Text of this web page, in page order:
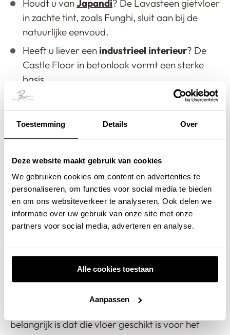
Toestemming Details Over
Deze website maakt gebruik van cookies
We gebruiken cookies om content en advertenties te
personaliseren, om functies voor social media te bieden
en om ons websiteverkeer te analyseren. Ook delen we
informatie over uw gebruik van onze site met onze
partners voor social media, adverteren en analyse.
Alle cookies toestaan
Aanpassen
Houdt u vanJapandi? De Lavasteen gietvloer
in zachte tint, zoals Funghi, sluit aan bij de
natuurlijke eenvoud.
Heeft u liever een industrieel interieur? De
Castle Floor in betonlook vormt een sterke
basis.
Gaat uw voorkeur uit naar
modern?
De Kwartsiet gietvloer in neutrale kleur
benadrukt dit.
Twijfelt u nog? In onze showroom laten we u zien,
voelen én ervaren wat bij uw stijl past. Onze
interieuradviseur denkt met u mee.
Een gietvloer die stijl én
gebruik aankan
Het design van een gietvloer is niet alleen een
die past bij uw interieurstijl, maar minstens zo
belangrijk is dat die vloer geschikt is voor het